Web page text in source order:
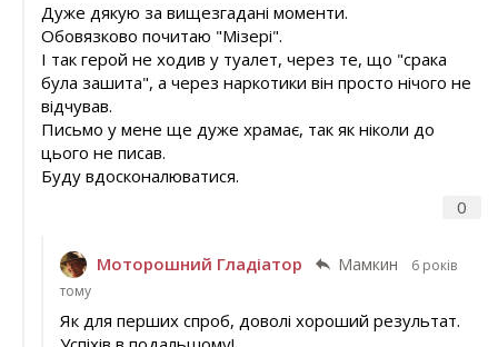
0
Дуже дякую за вищезгадані моменти.
Обовязково почитаю "Мізері".
І так герой не ходив у туалет, через те, що "срака
була зашита", а через наркотики він просто нічого не
відчував.
Письмо у мене ще дуже храмає, так як ніколи до
цього не писав.
Буду вдосконалюватися.
Моторошний Гладіатор Мамкин
6 років
тому
Як для перших спроб, доволі хороший результат.